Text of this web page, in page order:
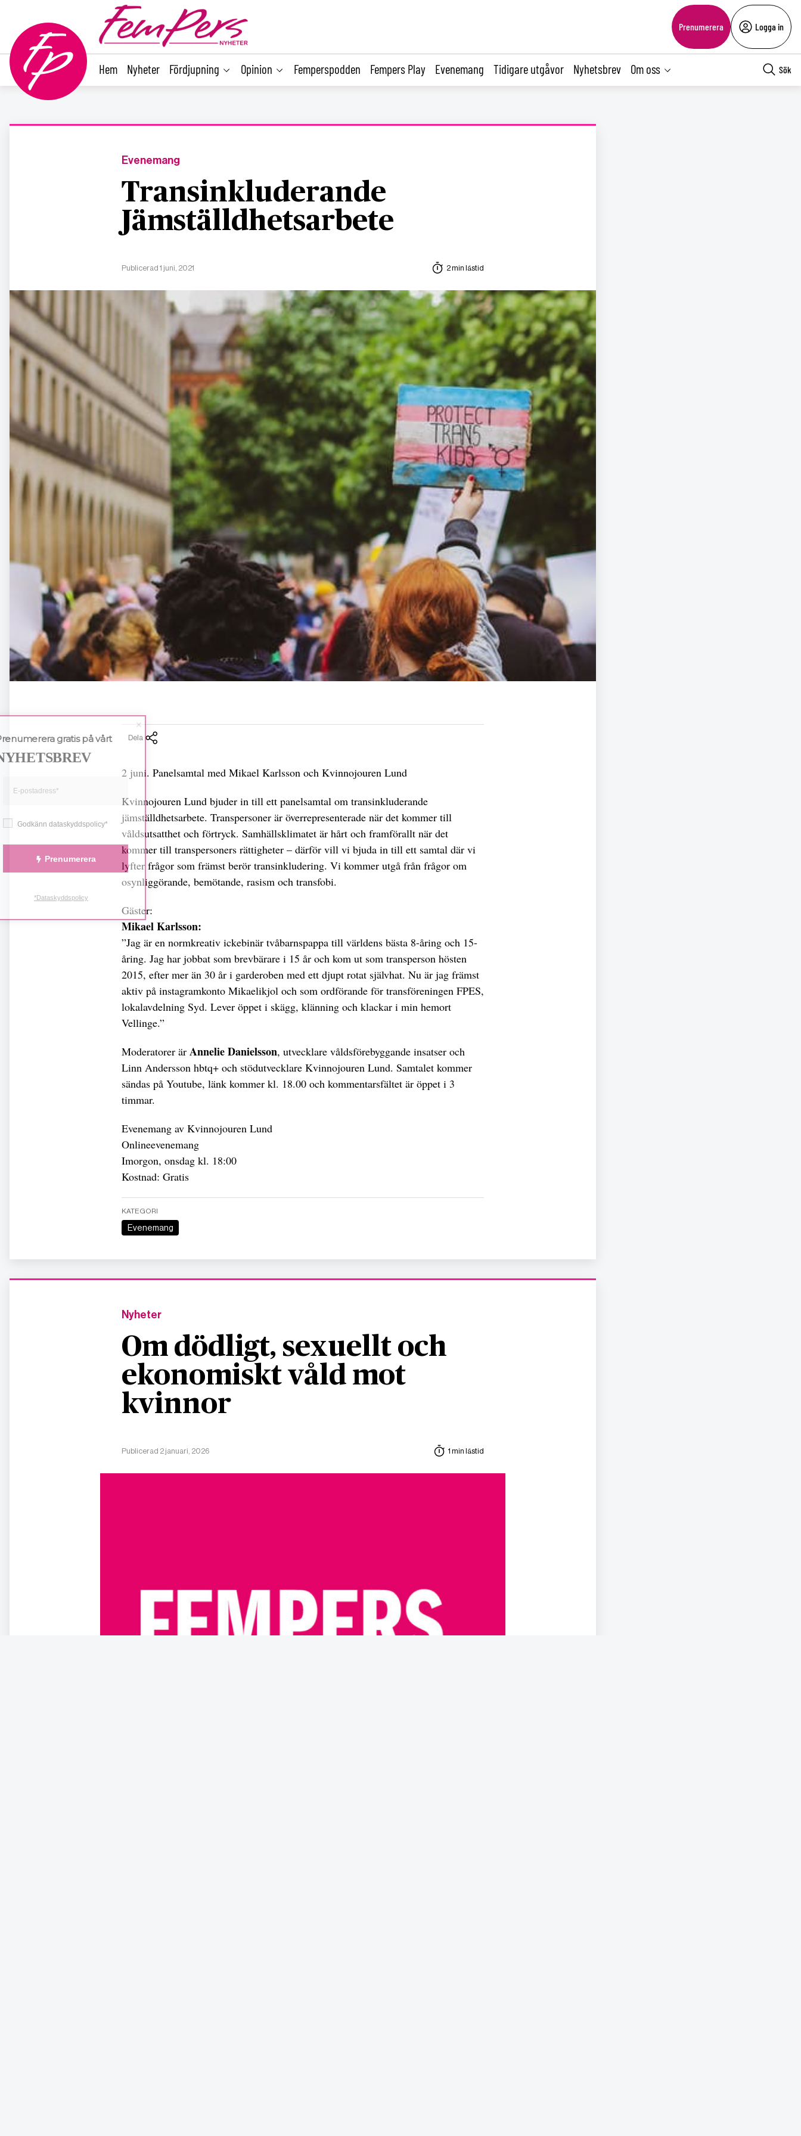
Prenumerera Logga in
Hem Nyheter Fördjupning Opinion Femperspodden Fempers Play Evenemang Tidigare utgåvor Nyhetsbrev Om oss Sök
Evenemang
Transinkluderande
Jämställdhetsarbete
Publicerad 1 juni, 2021 2 min lästid
Dela
2 juni. Panelsamtal med Mikael Karlsson och Kvinnojouren Lund
Kvinnojouren Lund bjuder in till ett panelsamtal om transinkluderande
jämställdhetsarbete. Transpersoner är överrepresenterade när det kommer till
våldsutsatthet och förtryck. Samhällsklimatet är hårt och framförallt när det
kommer till transpersoners rättigheter – därför vill vi bjuda in till ett samtal där vi
lyfter frågor som främst berör transinkludering. Vi kommer utgå från frågor om
osynliggörande, bemötande, rasism och transfobi.
Gäster:
Mikael Karlsson:
”Jag är en normkreativ ickebinär tvåbarnspappa till världens bästa 8-åring och 15-
åring. Jag har jobbat som brevbärare i 15 år och kom ut som transperson hösten
2015, efter mer än 30 år i garderoben med ett djupt rotat självhat. Nu är jag främst
aktiv på instagramkonto Mikaelikjol och som ordförande för transföreningen FPES,
lokalavdelning Syd. Lever öppet i skägg, klänning och klackar i min hemort
Vellinge.”
Moderatorer är Annelie Danielsson, utvecklare våldsförebyggande insatser och
Linn Andersson hbtq+ och stödutvecklare Kvinnojouren Lund. Samtalet kommer
sändas på Youtube, länk kommer kl. 18.00 och kommentarsfältet är öppet i 3
timmar.
Evenemang av Kvinnojouren Lund
Onlineevenemang
Imorgon, onsdag kl. 18:00
Kostnad: Gratis
KATEGORI
Evenemang
Nyheter
Om dödligt, sexuellt och
ekonomiskt våld mot
kvinnor
Publicerad 2 januari, 2026 1 min lästid
Godkänn dataskyddspolicy*
Prenumerera
Prenumerera gratis på vårt
NYHETSBREV
*Dataskyddspolicy